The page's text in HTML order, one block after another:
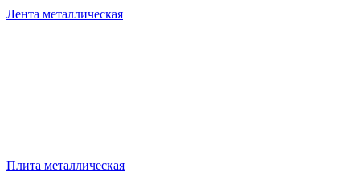
Лента металлическая
Плита металлическая